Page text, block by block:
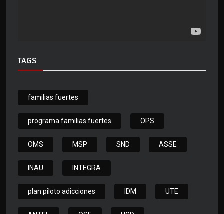
TAGS
familias fuertes
programa familias fuertes OPS
OMS MSP SND ASSE
INAU INTEGRA
plan piloto adicciones IDM UTE